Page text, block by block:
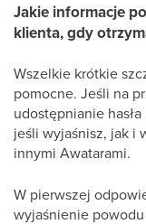
Jakie informacje
klienta, gdy
Wszelkie krótkie
pomocne. Jeśli na
udostępnianie
jeśli wyjaśnisz, jak i
innymi Awatarami.
W pierwszej
wyjaśnienie